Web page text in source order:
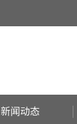
新闻动态